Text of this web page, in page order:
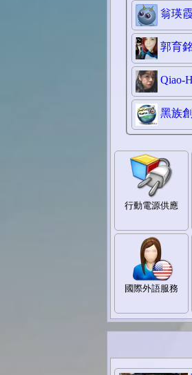
翁瑛霞
郭育
Qiao-
黑族
行動電源供應
國際外語服務